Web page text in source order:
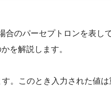
合のパーセプトロンを表し
を解説します。
す。このとき入力された値